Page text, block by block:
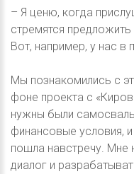
– Я ценю, когда
стремятся предложить
Вот, например, у нас в
Мы познакомились с
фоне проекта с
нужны были
финансовые условия, и
пошла навстречу. Мне
диалог и